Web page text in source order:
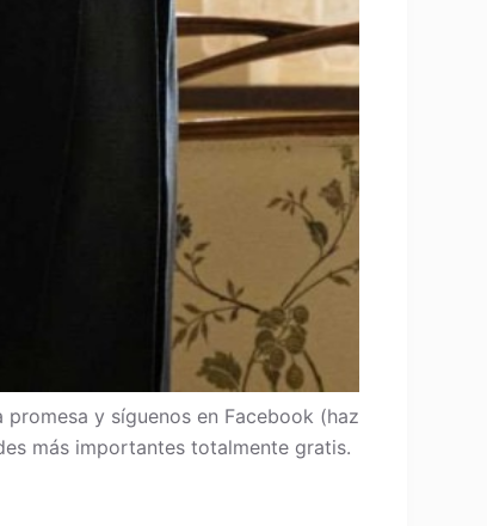
y síguenos en Facebook (haz
más importantes totalmente gratis.